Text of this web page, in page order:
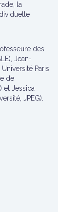
la
des
Jean-
Paris
de
et Jessica
JPEG).